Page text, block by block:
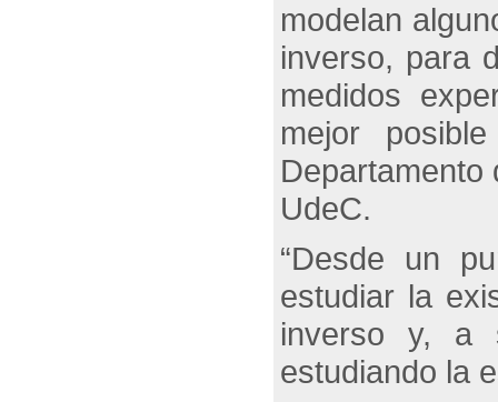
modelan
inverso, para
medidos
mejor
Departamento
UdeC.
“Desde un
estudiar la
inverso y, a
estudiando la